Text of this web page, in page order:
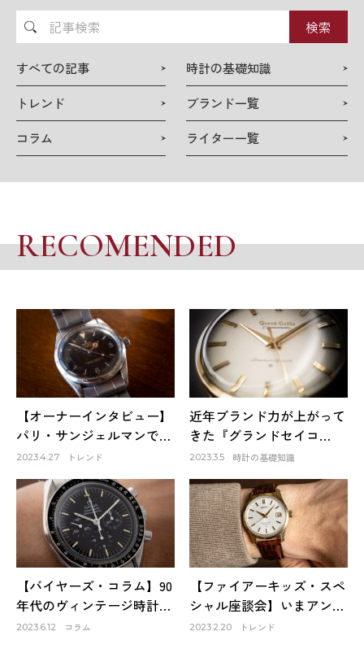
記
事
検
索
すべての記事
トレンド
コラム
時計の基礎知識
ブランド一覧
ライター一覧
RECOMENDED
【オーナーインタビュー】
パリ・サンジェルマンで出
会ったロレックスは生涯1
本だけのお気に入り～
HACHIYAクリエイティブデ
ィレクター 蜂谷雅彦
2023.4.27 トレンド
近年ブランド力が上がって
きた『グランドセイコ
ー』。そのファーストモデ
ルは品質も良く、日本の誇
りでもある！
2023.3.5 時計の基礎知識
【バイヤーズ・コラム】90
年代のヴィンテージ時計が
オススメな理由
2023.6.12 コラム
【ファイアーキッズ・スペ
シャル座談会】いまアンテ
ィーク時計市場はどうなっ
2023.2.20 トレンド